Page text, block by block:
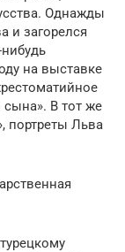
Однажды
и загорелся
на выставке
сына». В тот же
портреты Льва